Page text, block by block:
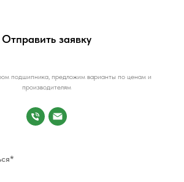
Отправить заявку
подшипника, предложим варианты по ценам и
производителям